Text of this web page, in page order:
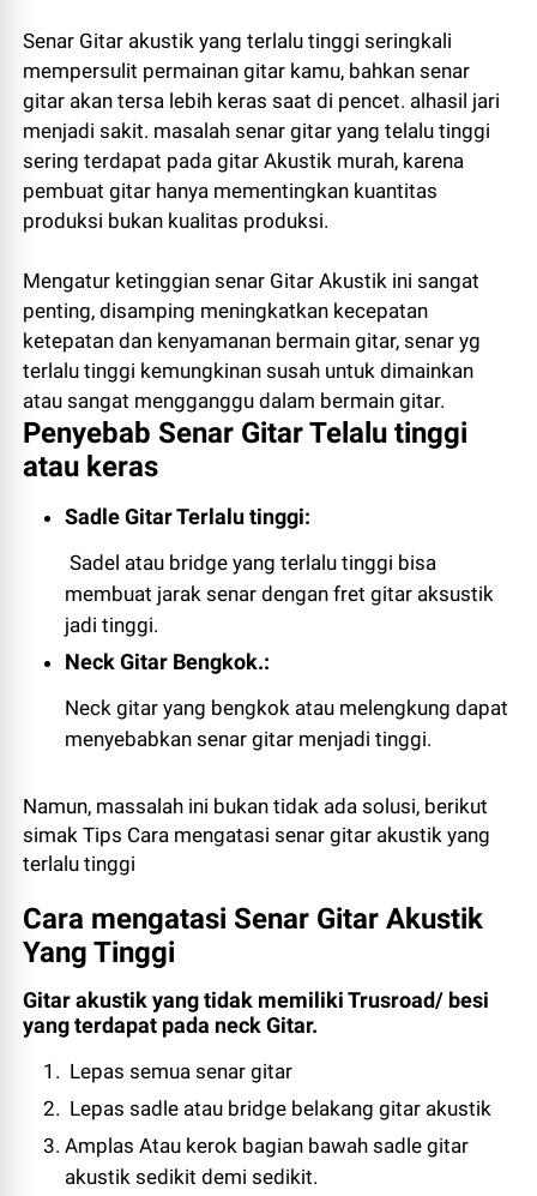
Senar Gitar akustik yang terlalu tinggi seringkali
mempersulit permainan gitar kamu, bahkan senar
gitar akan tersa lebih keras saat di pencet. alhasil jari
menjadi sakit. masalah senar gitar yang telalu tinggi
sering terdapat pada gitar Akustik murah, karena
pembuat gitar hanya mementingkan kuantitas
produksi bukan kualitas produksi.
Mengatur ketinggian senar Gitar Akustik ini sangat
penting, disamping meningkatkan kecepatan
ketepatan dan kenyamanan bermain gitar, senar yg
terlalu tinggi kemungkinan susah untuk dimainkan
atau sangat mengganggu dalam bermain gitar.
Penyebab Senar Gitar Telalu tinggi
atau keras
Sadle Gitar Terlalu tinggi:
Sadel atau bridge yang terlalu tinggi bisa
membuat jarak senar dengan fret gitar aksustik
jadi tinggi.
Neck Gitar Bengkok.:
Neck gitar yang bengkok atau melengkung dapat
menyebabkan senar gitar menjadi tinggi.
Namun, massalah ini bukan tidak ada solusi, berikut
simak Tips Cara mengatasi senar gitar akustik yang
terlalu tinggi
Cara mengatasi Senar Gitar Akustik
Yang Tinggi
Gitar akustik yang tidak memiliki Trusroad/ besi
yang terdapat pada neck Gitar.
Lepas semua senar gitar
Lepas sadle atau bridge belakang gitar akustik
Amplas Atau kerok bagian bawah sadle gitar
akustik sedikit demi sedikit.